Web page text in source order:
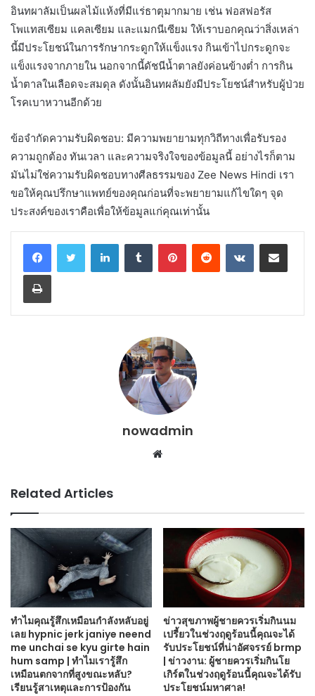
อินทผาลัมเป็นผลไม้แห้งที่มีแร่ธาตุมากมาย เช่น ฟอสฟอรัส
โพแทสเซียม แคลเซียม และแมกนีเซียม ให้เราบอกคุณว่าสิ่งเหล่า
นี้มีประโยชน์ในการรักษากระดูกให้แข็งแรง กินเข้าไปกระดูกจะ
แข็งแรงจากภายใน นอกจากนี้ดัชนีน้ำตาลยังค่อนข้างต่ำ การกิน
น้ำตาลในเลือดจะสมดุล ดังนั้นอินทผลัมยังมีประโยชน์สำหรับผู้ป่วย
โรคเบาหวานอีกด้วย
ข้อจำกัดความรับผิดชอบ: มีความพยายามทุกวิถีทางเพื่อรับรอง
ความถูกต้อง ทันเวลา และความจริงใจของข้อมูลนี้ อย่างไรก็ตาม
มันไม่ใช่ความรับผิดชอบทางศีลธรรมของ Zee News Hindi เรา
ขอให้คุณปรึกษาแพทย์ของคุณก่อนที่จะพยายามแก้ไขใดๆ จุด
ประสงค์ของเราคือเพื่อให้ข้อมูลแก่คุณเท่านั้น
LinkedInTumblr PinterestReddit VKontakteShare via Email
Print
nowadmin
Website
Related Articles
ทำไมคุณรู้สึกเหมือนกำลังหลับอยู่
เลย hypnic jerk janiye neend
me unchai se kyu girte hain
hum samp | ทำไมเรารู้สึก
เหมือนตกจากที่สูงขณะหลับ?
เรียนรู้สาเหตุและการป้องกัน
ข่าวสุขภาพผู้ชายควรเริ่มกินนม
เปรี้ยวในช่วงฤดูร้อนนี้คุณจะได้
รับประโยชน์ที่น่าอัศจรรย์ brmp
| ข่าวงาน: ผู้ชายควรเริ่มกินโย
เกิร์ตในช่วงฤดูร้อนนี้คุณจะได้รับ
ประโยชน์มหาศาล!